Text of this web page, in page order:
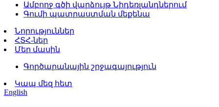
Ամբողջ գծի վարձույթ Նիդեռլանդներում
Գումի պատրաստման մեքենա
Նորություններ
ՀՏՀ-ներ
Մեր մասին
Գործարանային շրջագայություն
Կապ մեզ հետ
English